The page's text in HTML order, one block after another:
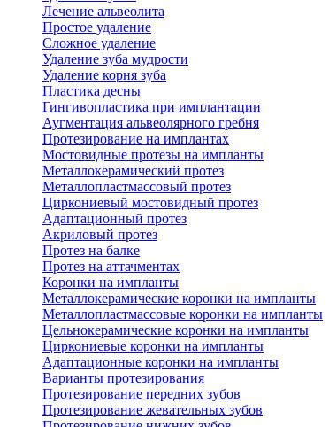
Лечение альвеолита
Простое удаление
Сложное удаление
Удаление зуба мудрости
Удаление корня зуба
Пластика десны
Гингивопластика при имплантации
Аугментация альвеолярного гребня
Протезирование на имплантах
Мостовидные протезы на импланты
Металлокерамический протез
Металлопластмассовый протез
Циркониевый мостовидный протез
Адаптационный протез
Акриловый протез
Протез на балке
Протез на аттачментах
Коронки на импланты
Металлокерамические коронки на импланты
Металлопластмассовые коронки на импланты
Цельнокерамические коронки на импланты
Циркониевые коронки на импланты
Адаптационные коронки на импланты
Варианты протезирования
Протезирование передних зубов
Протезирование жевательных зубов